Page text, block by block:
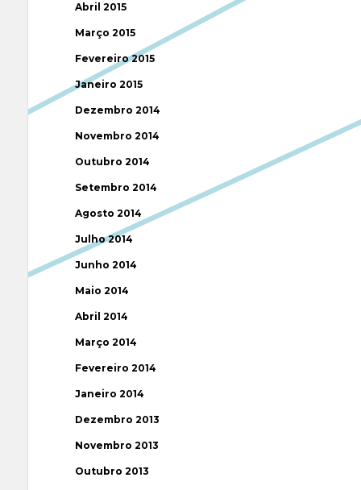
Abril 2015
Março 2015
Fevereiro 2015
Janeiro 2015
Dezembro 2014
Novembro 2014
Outubro 2014
Setembro 2014
Agosto 2014
Julho 2014
Junho 2014
Maio 2014
Abril 2014
Março 2014
Fevereiro 2014
Janeiro 2014
Dezembro 2013
Novembro 2013
Outubro 2013